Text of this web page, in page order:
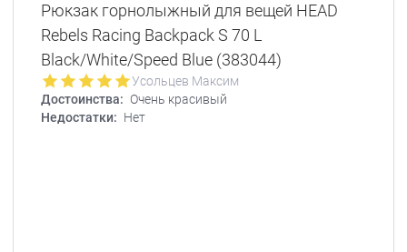
Рюкзак горнолыжный для вещей HEAD
Rebels Racing Backpack S 70 L
Black/White/Speed Blue (383044)
Усольцев Максим
Достоинства: Очень красивый
Недостатки: Нет